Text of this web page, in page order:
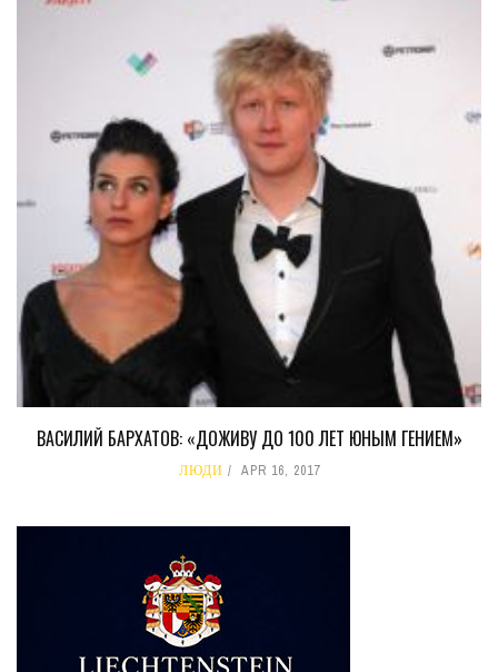
ВАСИЛИЙ БАРХАТОВ: «ДОЖИВУ ДО 100 ЛЕТ ЮНЫМ ГЕНИЕМ»
ЛЮДИ APR 16, 2017